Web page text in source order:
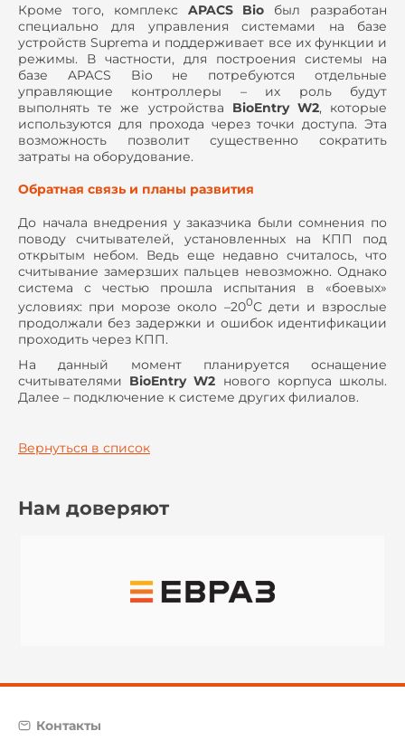
Кроме того, комплекс APACS Bio был разработан
специально для управления системами на базе
устройств Suprema и поддерживает все их функции и
режимы. В частности, для построения системы на
базе APACS Bio не потребуются отдельные
управляющие контроллеры – их роль будут
выполнять те же устройства BioEntry W2, которые
используются для прохода через точки доступа. Эта
возможность позволит существенно сократить
затраты на оборудование.
Обратная связь и планы развития
До начала внедрения у заказчика были сомнения по
поводу считывателей, установленных на КПП под
открытым небом. Ведь еще недавно считалось, что
считывание замерзших пальцев невозможно. Однако
система с честью прошла испытания в «боевых»
условиях: при морозе около –200С дети и взрослые
продолжали без задержки и ошибок идентификации
проходить через КПП.
На данный момент планируется оснащение
считывателями BioEntry W2 нового корпуса школы.
Далее – подключение к системе других филиалов.
Вернуться в список
Нам доверяют
Контакты